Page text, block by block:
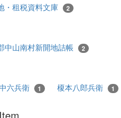
・租税資料文庫 2
中山南村新開地詰帳 2
六兵衛 1 榎本八郎兵衛 1